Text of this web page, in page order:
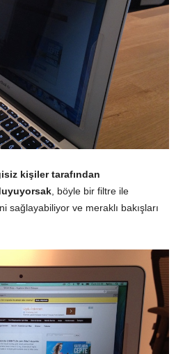
kişiler tarafından
, böyle bir filtre ile
sağlayabiliyor ve meraklı bakışları